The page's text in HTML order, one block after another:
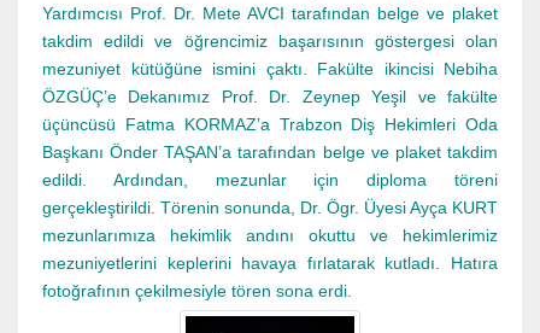
Yardımcısı Prof. Dr. Mete AVCI tarafından belge ve plaket
takdim edildi ve öğrencimiz başarısının göstergesi olan
mezuniyet kütüğüne ismini çaktı. Fakülte ikincisi Nebiha
ÖZGÜÇ’e Dekanımız Prof. Dr. Zeynep Yeşil ve fakülte
üçüncüsü Fatma KORMAZ’a Trabzon Diş Hekimleri Oda
Başkanı Önder TAŞAN’a tarafından belge ve plaket takdim
edildi. Ardından, mezunlar için diploma töreni
gerçekleştirildi. Törenin sonunda, Dr. Ögr. Üyesi Ayça KURT
mezunlarımıza hekimlik andını okuttu ve hekimlerimiz
mezuniyetlerini keplerini havaya fırlatarak kutladı. Hatıra
fotoğrafının çekilmesiyle tören sona erdi.